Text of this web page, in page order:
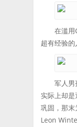
在滥
超有经验的
军人男
实际上却
巩固，那末
Leon